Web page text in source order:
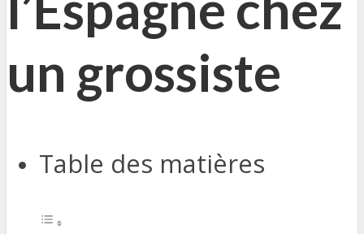
un grossiste
Table des matières